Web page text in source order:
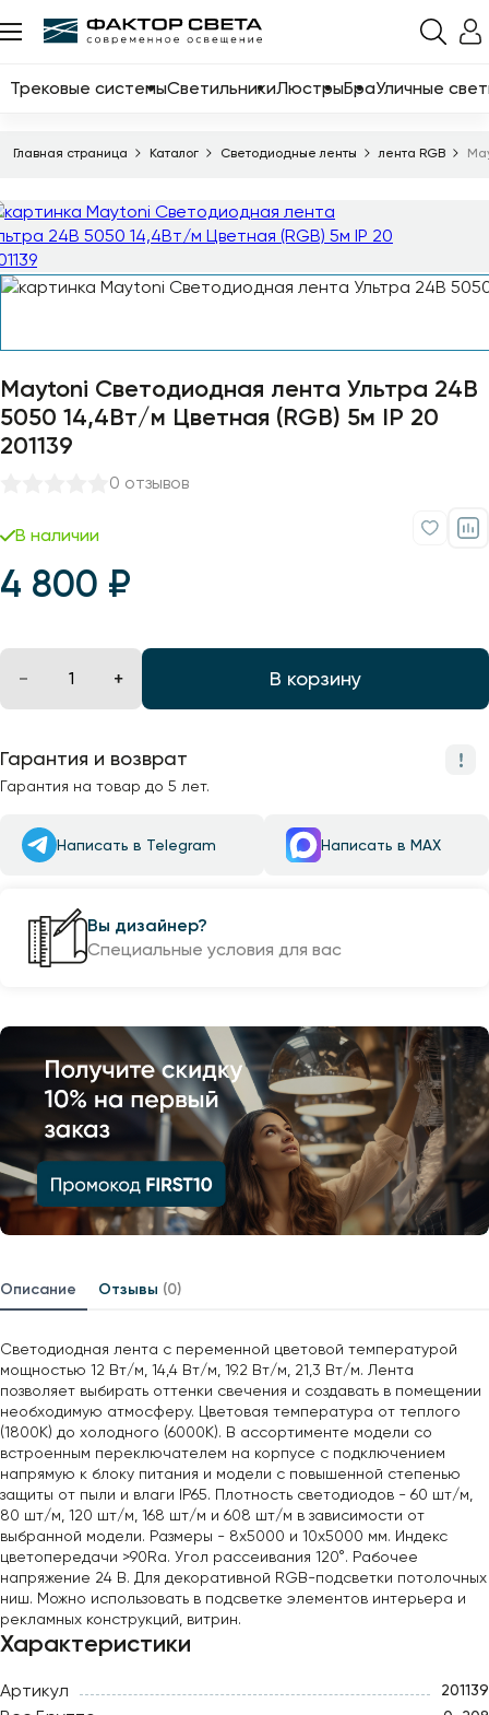
Трековые системыСветильникиЛюстрыБраУличные
Главная страница Каталог Светодиодные ленты лента RGB
Maytoni Светодиодная лента Ультра 24В
5050 14,4Вт/м Цветная (RGB) 5м IP 20
201139
0 отзывов
В наличии
4 800 ₽
В корзину
Гарантия и возврат
Гарантия на товар до 5 лет.
Написать в Telegram Написать в MAX
Вы дизайнер?
Специальные условия для вас
Описание Отзывы (0)
Светодиодная лента с переменной цветовой температурой
мощностью 12 Вт/м, 14,4 Вт/м, 19.2 Вт/м, 21,3 Вт/м. Лента
позволяет выбирать оттенки свечения и создавать в помещении
необходимую атмосферу. Цветовая температура от теплого
(1800К) до холодного (6000К). В ассортименте модели со
встроенным переключателем на корпусе с подключением
напрямую к блоку питания и модели с повышенной степенью
защиты от пыли и влаги IP65. Плотность светодиодов - 60 шт/м,
80 шт/м, 120 шт/м, 168 шт/м и 608 шт/м в зависимости от
выбранной модели. Размеры - 8х5000 и 10х5000 мм. Индекс
цветопередачи >90Ra. Угол рассеивания 120°. Рабочее
напряжение 24 В. Для декоративной RGB-подсветки потолочных
ниш. Можно использовать в подсветке элементов интерьера и
рекламных конструкций, витрин.
Характеристики
Артикул 201139
Назад
Каталог
Люстры
Бра
Уличные светильники
Светодиодные ленты
Торшеры
Лампочки